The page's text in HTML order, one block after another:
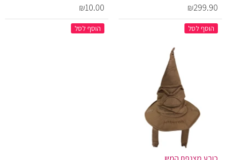
₪299.90
הוסף לסל
₪10.00
הוסף לסל